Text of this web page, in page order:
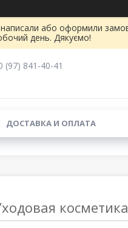
або оформили
день. Дякуємо!
(97) 841-40-41
ДОСТАВКА И ОПЛАТА
косметика